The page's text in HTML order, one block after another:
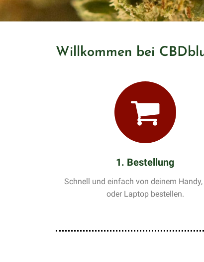
Willkommen bei
1. Bestellung
Schnell und einfach von deinem
oder Laptop bestellen.